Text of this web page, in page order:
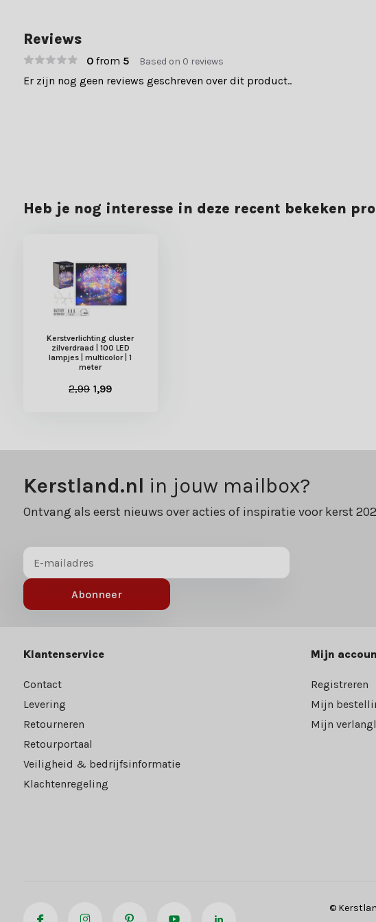
Reviews
0from 5 Based on 0 reviews
Er zijn nog geen reviews geschreven over dit product..
Heb je nog interesse in deze recent bekeken
Kerstverlichting cluster
zilverdraad | 100 LED
lampjes | multicolor | 1
meter
2,99 1,99
Kerstland.nl in jouw mailbox?
Ontvang als eerst nieuws over acties of inspiratie voor kerst
Abonneer
Klantenservice
Contact
Levering
Retourneren
Retourportaal
Veiligheid & bedrijfsinformatie
Klachtenregeling
Mijn
Registreren
Mijn
Mijn
©